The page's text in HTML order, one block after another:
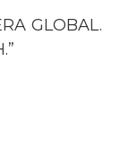
GLOBAL.